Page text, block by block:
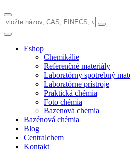
Eshop
Chemikálie
Referenčné materiály
Laboratórny spotrebný
Laboratórne prístroje
Praktická chémia
Foto chémia
Bazénová chémia
Bazénová chémia
Blog
Centralchem
Kontakt